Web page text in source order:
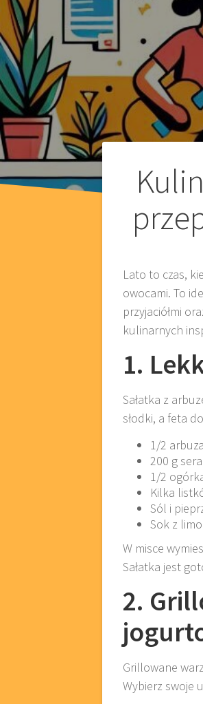
Lato to czas,
owocami. To
przyjaciółmi
kulinarnych
1.
Sałatka z
słodki, a feta
1/2
200 g
1/2
Kilka
Sól i
Sok z
W misce
Sałatka jest
2.
Grillowane
Wybierz swoje
wpisu